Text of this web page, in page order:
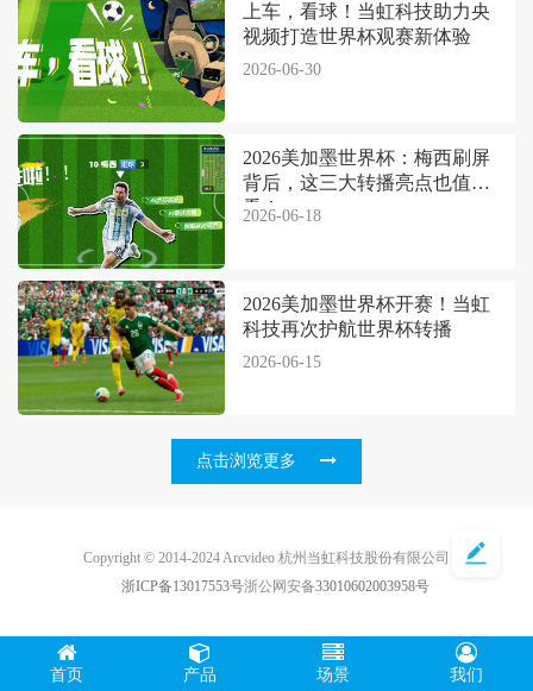
上车，看球！当虹科技助力央
视频打造世界杯观赛新体验
2026-06-30
2026美加墨世界杯：梅西刷屏
背后，这三大转播亮点也值得
看！
2026-06-18
2026美加墨世界杯开赛！当虹
科技再次护航世界杯转播
2026-06-15
点击浏览更多
Copyright © 2014-2024 Arcvideo 杭州当虹科技股份有限公司
浙ICP备13017553号浙公网安备33010602003958号
首页 产品 场景 我们